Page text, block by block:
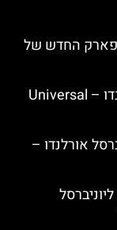
הפארק החדש של
פארק המים יוניברסל וולקנו ביי באורלנדו – Universal
אורלנדו –